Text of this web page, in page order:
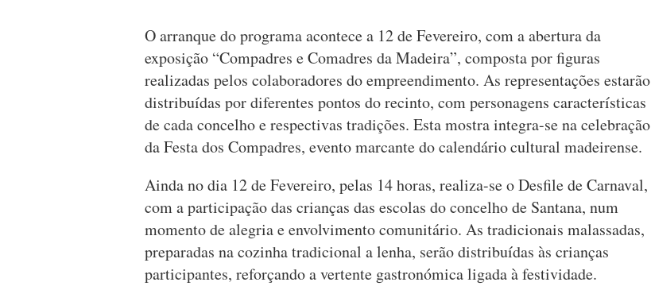
O arranque do programa acontece a 12 de Fevereiro, com a abertura da
exposição “Compadres e Comadres da Madeira”, composta por figuras
realizadas pelos colaboradores do empreendimento. As representações estarão
distribuídas por diferentes pontos do recinto, com personagens características
de cada concelho e respectivas tradições. Esta mostra integra-se na celebração
da Festa dos Compadres, evento marcante do calendário cultural madeirense.
Ainda no dia 12 de Fevereiro, pelas 14 horas, realiza-se o Desfile de Carnaval,
com a participação das crianças das escolas do concelho de Santana, num
momento de alegria e envolvimento comunitário. As tradicionais malassadas,
preparadas na cozinha tradicional a lenha, serão distribuídas às crianças
participantes, reforçando a vertente gastronómica ligada à festividade.